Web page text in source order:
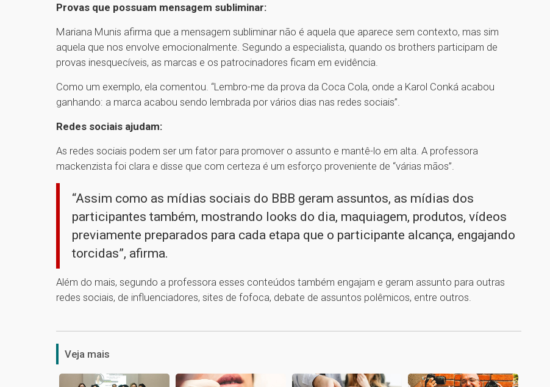
Provas que possuam mensagem subliminar:
Mariana Munis afirma que a mensagem subliminar não é aquela que aparece sem contexto, mas sim
aquela que nos envolve emocionalmente. Segundo a especialista, quando os brothers participam de
provas inesquecíveis, as marcas e os patrocinadores ficam em evidência.
Como um exemplo, ela comentou. “Lembro-me da prova da Coca Cola, onde a Karol Conká acabou
ganhando: a marca acabou sendo lembrada por vários dias nas redes sociais”.
Redes sociais ajudam:
As redes sociais podem ser um fator para promover o assunto e mantê-lo em alta. A professora
mackenzista foi clara e disse que com certeza é um esforço proveniente de “várias mãos”.
“Assim como as mídias sociais do BBB geram assuntos, as mídias dos
participantes também, mostrando looks do dia, maquiagem, produtos, vídeos
previamente preparados para cada etapa que o participante alcança, engajando
torcidas”, afirma.
Além do mais, segundo a professora esses conteúdos também engajam e geram assunto para outras
redes sociais, de influenciadores, sites de fofoca, debate de assuntos polêmicos, entre outros.
1
Veja mais